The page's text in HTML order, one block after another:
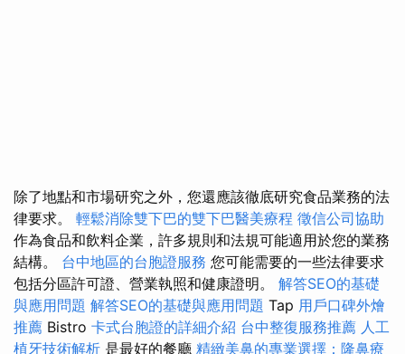
除了地點和市場研究之外，您還應該徹底研究食品業務的法
律要求。 輕鬆消除雙下巴的雙下巴醫美療程 徵信公司協助
作為食品和飲料企業，許多規則和法規可能適用於您的業務
結構。 台中地區的台胞證服務 您可能需要的一些法律要求
包括分區許可證、營業執照和健康證明。 解答SEO的基礎
與應用問題 解答SEO的基礎與應用問題 Tap 用戶口碑外燴
推薦 Bistro 卡式台胞證的詳細介紹 台中整復服務推薦 人工
植牙技術解析 是最好的餐廳 精緻美鼻的專業選擇：隆鼻療